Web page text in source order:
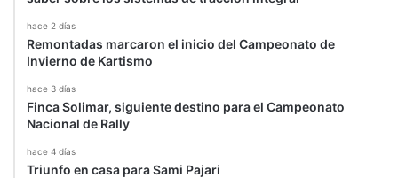
hace 2 días
Remontadas marcaron el inicio del Campeonato de
Invierno de Kartismo
hace 3 días
Finca Solimar, siguiente destino para el Campeonato
Nacional de Rally
hace 4 días
Triunfo en casa para Sami Pajari